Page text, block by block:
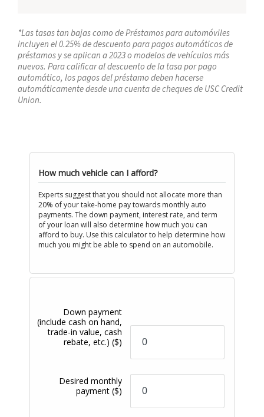
*Las tasas tan bajas como de Préstamos para automóviles
incluyen el 0.25% de descuento para pagos automáticos de
préstamos y se aplican a 2023 o modelos de vehículos más
nuevos. Para calificar al descuento de la tasa por pago
automático, los pagos del préstamo deben hacerse
automáticamente desde una cuenta de cheques de USC Credit
Union.